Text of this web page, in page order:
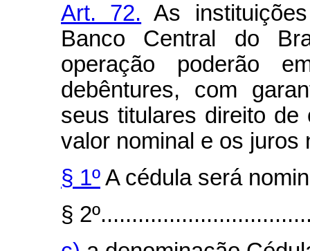
Art. 72. As
Banco Central do
operação poderão
debêntures, com
seus titulares direito de
valor nominal e os juros
§ 1ºA cédula será
§